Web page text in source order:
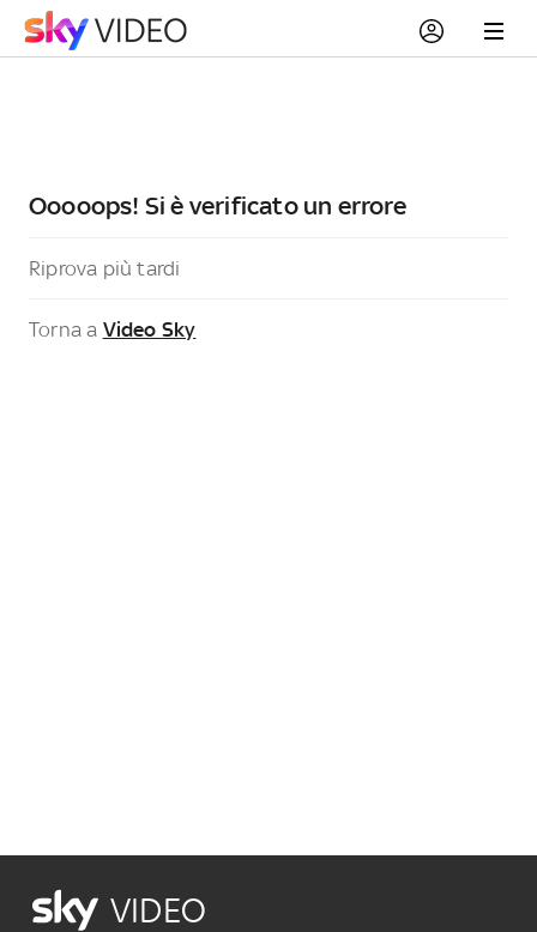
Ooooops! Si è verificato un errore
Riprova più tardi
Torna a Video Sky
VIDEO